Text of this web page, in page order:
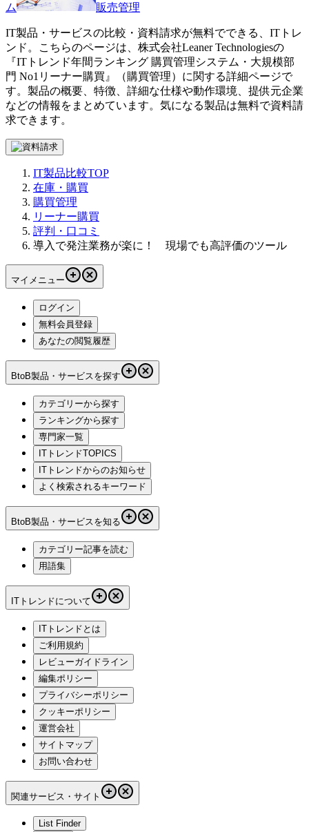
ム 販売管理
IT製品・サービスの比較・資料請求が無料でできる、ITトレ
ンド。こちらのページは、 株式会社Leaner Technologiesの
『ITトレンド年間ランキング 購買管理システム・大規模部
門 No1 リーナー購買 』（購買管理）に関する詳細ページで
す。製品の概要、特徴、詳細な仕様や動作環境、提供元企業
などの情報をまとめています。気になる製品は無料で資料請
求できます。
IT製品比較TOP
在庫・購買
購買管理
リーナー購買
評判・口コミ
導入で発注業務が楽に！ 現場でも高評価のツール
マイメニュー
ログイン
無料会員登録
あなたの閲覧履歴
BtoB製品・サービスを探す
カテゴリーから探す
ランキングから探す
専門家一覧
ITトレンドTOPICS
ITトレンドからのお知らせ
よく検索されるキーワード
BtoB製品・サービスを知る
カテゴリー記事を読む
用語集
ITトレンドについて
ITトレンドとは
ご利用規約
レビューガイドライン
編集ポリシー
プライバシーポリシー
クッキーポリシー
運営会社
サイトマップ
お問い合わせ
関連サービス・サイト
List Finder